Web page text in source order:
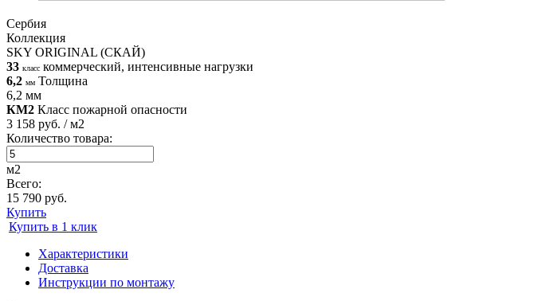
Сербия
Коллекция
SKY ORIGINAL (СКАЙ)
33 класс коммерческий, интенсивные нагрузки
6,2 мм Толщина
6,2 мм
КМ2 Класс пожарной опасности
3 158 руб. / м2
Количество товара:
м2
Всего:
15 790 руб.
Купить
Купить в 1 клик
Характеристики
Доставка
Инструкции по монтажу